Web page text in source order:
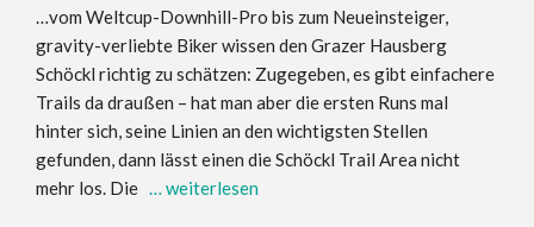
…vom Weltcup-Downhill-Pro bis zum Neueinsteiger,
gravity-verliebte Biker wissen den Grazer Hausberg
Schöckl richtig zu schätzen: Zugegeben, es gibt einfachere
Trails da draußen – hat man aber die ersten Runs mal
hinter sich, seine Linien an den wichtigsten Stellen
gefunden, dann lässt einen die Schöckl Trail Area nicht
mehr los. Die … weiterlesen